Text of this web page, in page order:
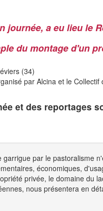
journée, a eu lieu
du montage d'un
(34)
par Alcina et le Collectif
et des reportages
par le pastoralisme
économiques,
privée, le domaine du
nous présentera en